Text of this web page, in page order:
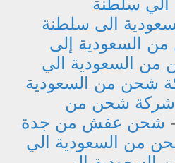
الى سلطنة
السعودية إلى
من السعودية الي
شحن من السعودية
شركة شحن من
- شحن عفش من جدة
من السعودية الي